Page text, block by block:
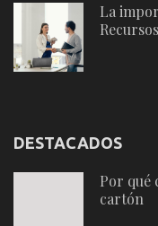
La
DESTACADOS
Por qué
cartón